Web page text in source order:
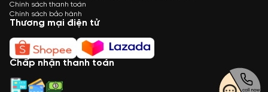
Chính sách thanh toán
Chính sách bảo hành
Thương mại điện tử
Chấp nhận thanh toán